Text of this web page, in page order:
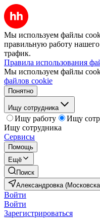
Мы используем файлы
правильную работу нашего
трафик.
Правила использования
Мы используем файлы
файлов cookie
Понятно
Ищу сотрудника
Ищу работу
Ищу
Ищу сотрудника
Сервисы
Помощь
Ещё
Поиск
Александровка
Войти
Войти
Зарегистрироваться